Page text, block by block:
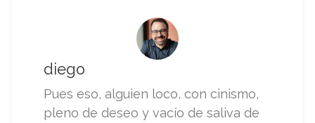
diego
Pues eso, alguien loco, con cinismo,
pleno de deseo y vacío de saliva de